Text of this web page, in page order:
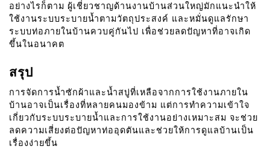
อย่างไรก็ตาม ผู้เชี่ยวชาญด้านงานบ้านส่วนใหญ่มักแนะนำให้
ใช้งานระบบระบายน้ำตามวัตถุประสงค์ และหมั่นดูแลรักษา
ระบบท่อภายในบ้านควบคู่กันไป เพื่อช่วยลดปัญหาที่อาจเกิด
ขึ้นในอนาคต
สรุป
การจัดการน้ำซักผ้าและน้ำสบู่ที่เหลือจากการใช้งานภายใน
บ้านอาจเป็นเรื่องที่หลายคนมองข้าม แต่การทำความเข้าใจ
เกี่ยวกับระบบระบายน้ำและการใช้งานอย่างเหมาะสม จะช่วย
ลดความเสี่ยงต่อปัญหาท่ออุดตันและช่วยให้การดูแลบ้านเป็น
เรื่องง่ายขึ้น